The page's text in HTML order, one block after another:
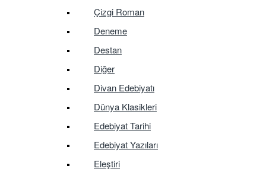
Çizgi Roman
Deneme
Destan
Diğer
Divan Edebiyatı
Dünya Klasikleri
Edebiyat Tarihi
Edebiyat Yazıları
Eleştiri